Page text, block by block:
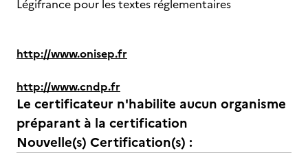
Légifrance pour les textes réglementaires
http://www.onisep.fr
http://www.cndp.fr
Le certificateur n'habilite aucun organisme
préparant à la certification
Nouvelle(s) Certification(s) :